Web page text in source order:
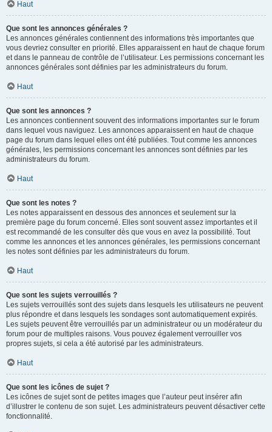
Haut
Que sont les annonces générales ?
Les annonces générales contiennent des informations très importantes que
vous devriez consulter en priorité. Elles apparaissent en haut de chaque forum
et dans le panneau de contrôle de l’utilisateur. Les permissions concernant les
annonces générales sont définies par les administrateurs du forum.
Haut
Que sont les annonces ?
Les annonces contiennent souvent des informations importantes sur le forum
dans lequel vous naviguez. Les annonces apparaissent en haut de chaque
page du forum dans lequel elles ont été publiées. Tout comme les annonces
générales, les permissions concernant les annonces sont définies par les
administrateurs du forum.
Haut
Que sont les notes ?
Les notes apparaissent en dessous des annonces et seulement sur la
première page du forum concerné. Elles sont souvent assez importantes et il
est recommandé de les consulter dès que vous en avez la possibilité. Tout
comme les annonces et les annonces générales, les permissions concernant
les notes sont définies par les administrateurs du forum.
Haut
Que sont les sujets verrouillés ?
Les sujets verrouillés sont des sujets dans lesquels les utilisateurs ne peuvent
plus répondre et dans lesquels les sondages sont automatiquement expirés.
Les sujets peuvent être verrouillés par un administrateur ou un modérateur du
forum pour de multiples raisons. Vous pouvez également verrouiller vos
propres sujets, si cela a été autorisé par les administrateurs.
Haut
Que sont les icônes de sujet ?
Les icônes de sujet sont de petites images que l’auteur peut insérer afin
d’illustrer le contenu de son sujet. Les administrateurs peuvent désactiver cette
fonctionnalité.